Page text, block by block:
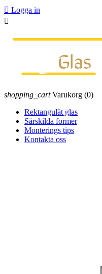
 Logga in

shopping_cart Varukorg (0)
Rektangulät glas
Särskilda former
Monterings tips
Kontakta oss